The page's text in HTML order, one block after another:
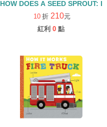
HOW DOES A SEED SPROUT:
10 折 210元
紅利 0 點